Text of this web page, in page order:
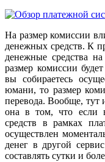
На размер комиссии
денежных средств. К
денежные средства
размер комиссии
вы собираетесь
юмани, то размер
перевода. Вообще, тут
она в том, что если
средств в рамках
осуществлен
денег в другой
составлять сутки и